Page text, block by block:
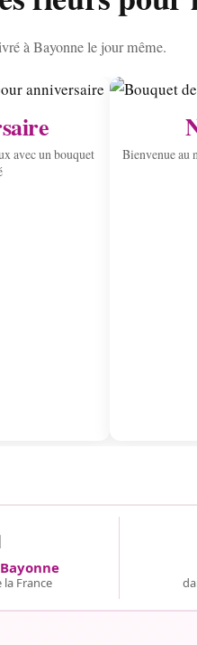
à Bayonne le jour même.
avec un bouquet
Bienvenue au
France